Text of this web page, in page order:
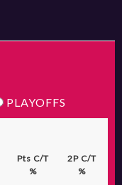
PLAYOFFS
Pts C/T
%
2P C/T
%